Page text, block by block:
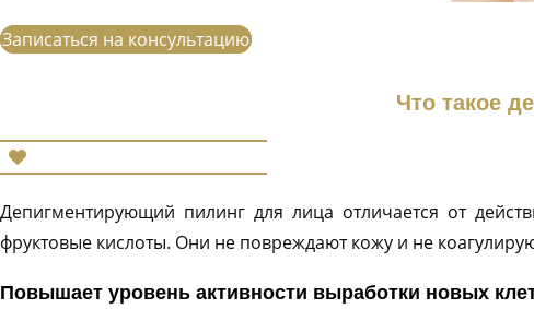
Записаться на консультацию
Что такое
Депигментирующий пилинг для лица отличается от
фруктовые кислоты. Они не повреждают кожу и не
Повышает уровень активности выработки новых